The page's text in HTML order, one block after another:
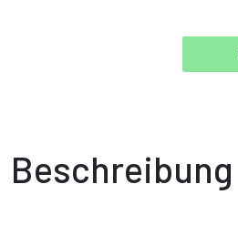
Beschreibung